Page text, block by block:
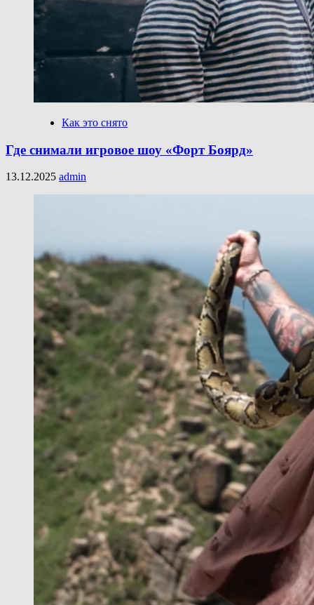
Как это снято
Где снимали игровое шоу «Форт Боярд»
13.12.2025 admin